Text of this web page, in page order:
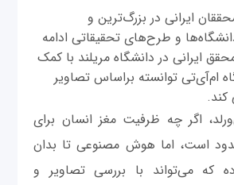
ایرانی در بزرگ‌ترین و
دانشگاه‌ها و طرح‌های تحقیقاتی ادامه
ایرانی در دانشگاه مریلند با کمک
ام‌آی‌تی توانسته براساس تصاویر
کند.
اگر چه ظرفیت مغز انسان برای
است، اما هوش مصنوعی تا بدان
که می‌تواند با بررسی تصاویر و